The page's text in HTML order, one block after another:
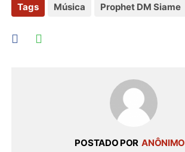
Tags Música Prophet DM Siame
POSTADO POR ANÔNIMO